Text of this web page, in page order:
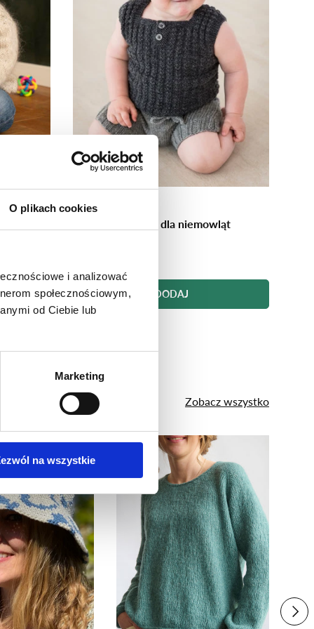
O plikach cookies
i analizować
społecznościowym,
od Ciebie lub
Marketing
na wszystkie
Mayflower
Prosta kamizelka dla niemowląt
DODAJ
Zobacz wszystko